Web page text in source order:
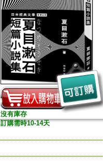
沒有庫存
訂購需時10-14天